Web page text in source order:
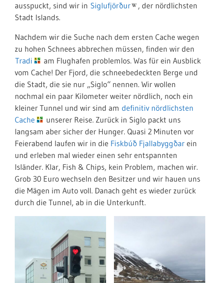
ausspuckt, sind wir in Siglufjörður
, der nördlichsten
Stadt Islands.
Nachdem wir die Suche nach dem ersten Cache wegen
zu hohen Schnees abbrechen müssen, finden wir den
Tradi
am Flughafen problemlos. Was für ein Ausblick
vom Cache! Der Fjord, die schneebedeckten Berge und
die Stadt, die sie nur „Siglo“ nennen. Wir wollen
nochmal ein paar Kilometer weiter nördlich, noch ein
kleiner Tunnel und wir sind am definitiv nördlichsten
Cache
unserer Reise. Zurück in Siglo packt uns
langsam aber sicher der Hunger. Quasi 2 Minuten vor
Feierabend laufen wir in die Fiskbúð Fjallabyggðar ein
und erleben mal wieder einen sehr entspannten
Isländer. Klar, Fish & Chips, kein Problem, machen wir.
Grob 30 Euro wechseln den Besitzer und wir hauen uns
die Mägen im Auto voll. Danach geht es wieder zurück
durch die Tunnel, ab in die Unterkunft.